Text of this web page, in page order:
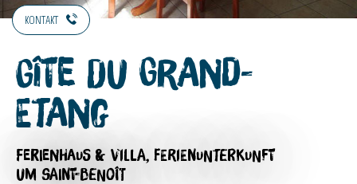
KONTAKT
Gîte du Grand-
Etang
FERIENHAUS & VILLA, FERIENUNTERKUNFT
UM SAINT-BENOÎT